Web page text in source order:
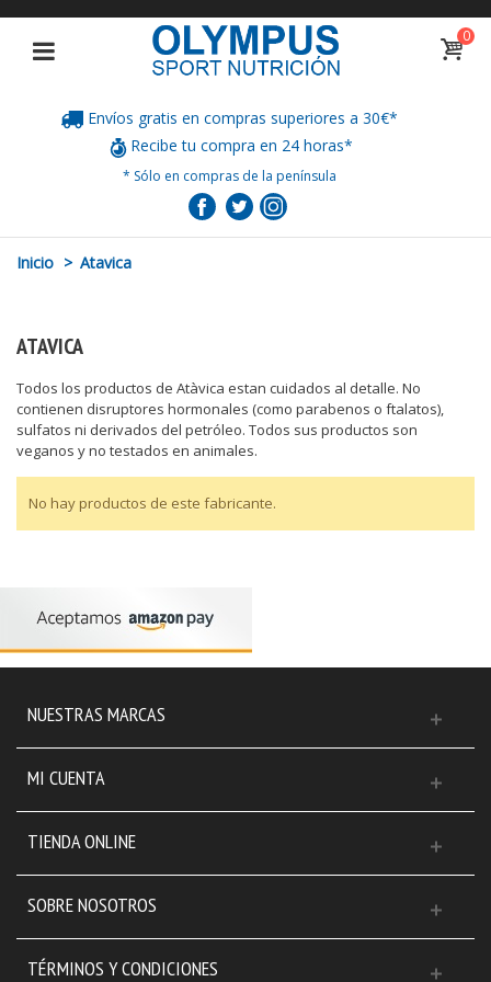
0
Envíos gratis en compras superiores a 30€*
Recibe tu compra en 24 horas*
* Sólo en compras de la península
Inicio > Atavica
ATAVICA
Todos los productos de Atàvica estan cuidados al detalle. No
contienen disruptores hormonales (como parabenos o ftalatos),
sulfatos ni derivados del petróleo. Todos sus productos son
veganos y no testados en animales.
No hay productos de este fabricante.
NUESTRAS MARCAS
MI CUENTA
TIENDA ONLINE
SOBRE NOSOTROS
TÉRMINOS Y CONDICIONES